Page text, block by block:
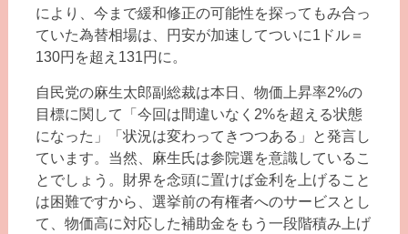
により、今まで緩和修正の可能性を探ってもみ合っ
ていた為替相場は、円安が加速してついに1ドル＝
130円を超え131円に。
自民党の麻生太郎副総裁は本日、物価上昇率2%の
目標に関して「今回は間違いなく2%を超える状態
になった」「状況は変わってきつつある」と発言し
ています。当然、麻生氏は参院選を意識しているこ
とでしょう。財界を念頭に置けば金利を上げること
は困難ですから、選挙前の有権者へのサービスとし
て、物価高に対応した補助金をもう一段階積み上げ